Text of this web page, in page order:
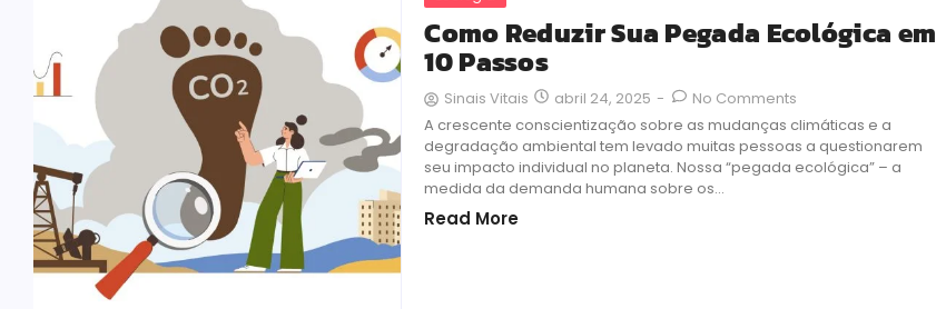
Como Reduzir Sua Pegada Ecológica em
10 Passos
Sinais Vitais abril 24, 2025 -
No Comments
A crescente conscientização sobre as mudanças climáticas e a
degradação ambiental tem levado muitas pessoas a questionarem
seu impacto individual no planeta. Nossa “pegada ecológica” – a
medida da demanda humana sobre os...
Read More